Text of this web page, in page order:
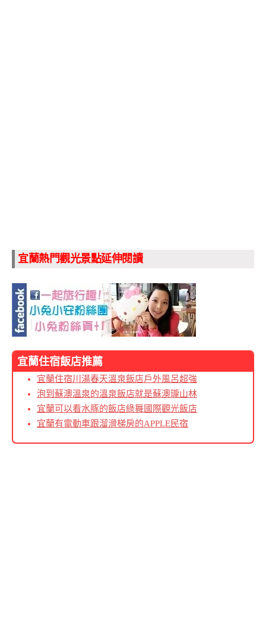
宜蘭熱門觀光景點延伸閱讀
宜蘭住宿飯店推薦
宜蘭住宿川湯春天溫泉飯店戶外風呂超強
泡到蘇澳溫泉的溫泉飯店就是蘇澳瓏山林
宜蘭可以看水豚的飯店綠舞國際觀光飯店
宜蘭有電動車跟溜滑梯房的APPLE民宿